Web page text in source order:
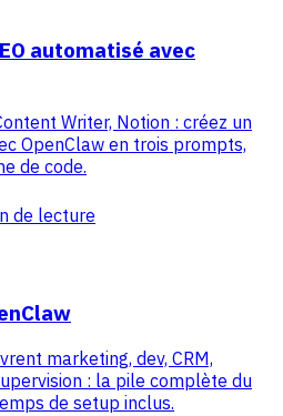
automatisé avec
Writer, Notion : créez un
OpenClaw en trois prompts,
de code.
de lecture
marketing, dev, CRM,
: la pile complète du
de setup inclus.